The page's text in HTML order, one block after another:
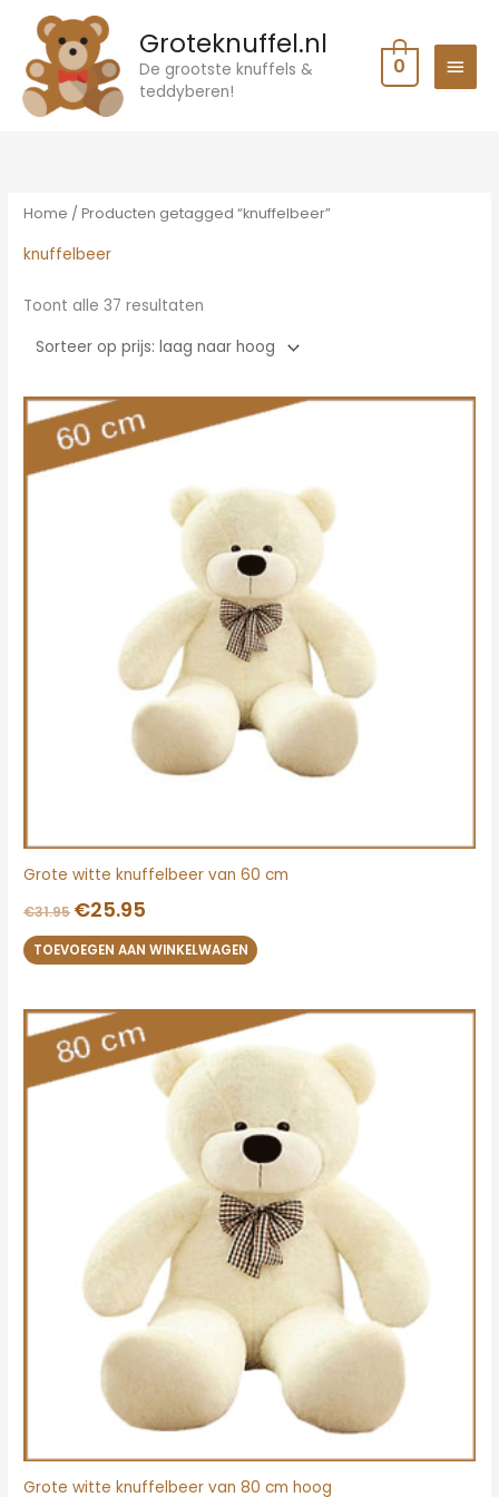
inhoud
Groteknuffel.nl
De grootste knuffels &
teddyberen!
0
Home / Producten getagged “knuffelbeer”
knuffelbeer
Toont alle 37 resultaten
hoog
Grote witte knuffelbeer van 60 cm
€31.95
Oorspronkelijke
prijs
was:
€31.95.
€25.95
prijs
is:
TOEVOEGEN AAN WINKELWAGEN
Grote witte knuffelbeer van 80 cm hoog
Oorspronkelijke
prijs
was:
€39.95.
prijs
is:
€31.95.